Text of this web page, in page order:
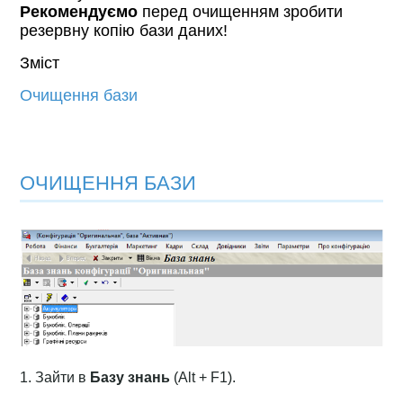
Рекомендуємо перед очищенням зробити
резервну копію бази даних!
Зміст
Очищення бази
ОЧИЩЕННЯ БАЗИ
1. Зайти в Базу знань (Alt + F1).